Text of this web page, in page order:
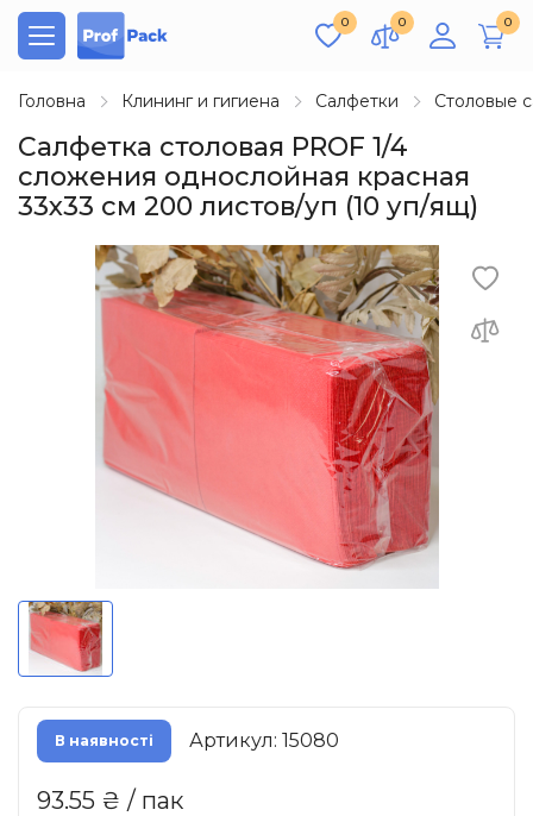
0 0 0
Головна Клининг и гигиена Салфетки Столовые
Салфетка столовая PROF 1/4
сложения однослойная красная
33х33 см 200 листов/уп (10 уп/ящ)
В наявності Артикул: 15080
93.55 ₴ / пак